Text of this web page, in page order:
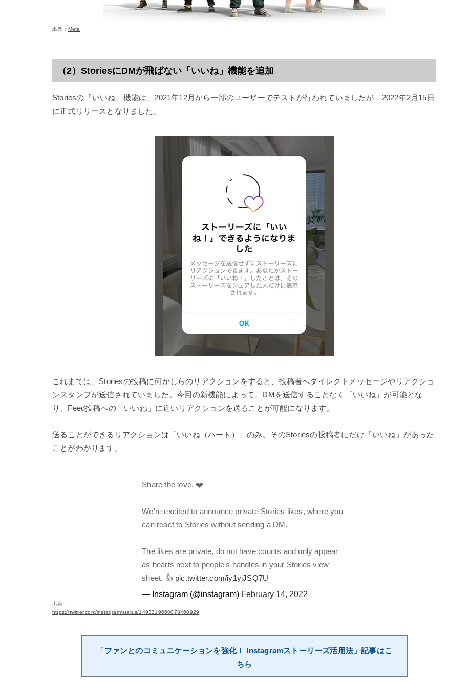
出典： Meta
（2）StoriesにDMが飛ばない「いいね」機能を追加
Storiesの「いいね」機能は、2021年12月から一部のユーザーでテストが行われていましたが、2022年2月15日
に正式リリースとなりました。
これまでは、Storiesの投稿に何かしらのリアクションをすると、投稿者へダイレクトメッセージやリアクショ
ンスタンプが送信されていました。今回の新機能によって、DMを送信することなく「いいね」が可能とな
り、Feed投稿への「いいね」に近いリアクションを送ることが可能になります。
送ることができるリアクションは「いいね（ハート）」のみ。そのStoriesの投稿者にだけ「いいね」があった
ことがわかります。
Share the love. ❤️
We're excited to announce private Stories likes, where you
can react to Stories without sending a DM.
The likes are private, do not have counts and only appear
as hearts next to people's handles in your Stories view
sheet. 👍 pic.twitter.com/iy1yjJSQ7U
— Instagram (@instagram) February 14, 2022
出典：
https://twitter.com/instagram/status/1493319660078460929
「ファンとのコミュニケーションを強化！ Instagramストーリーズ活用法」記事はこ
ちら